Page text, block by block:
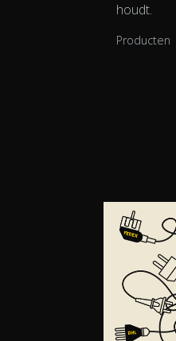
houdt.
Producten